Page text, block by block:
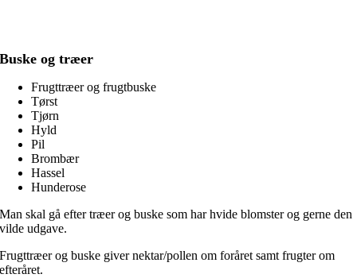
Buske og træer
Frugttræer og frugtbuske
Tørst
Tjørn
Hyld
Pil
Brombær
Hassel
Hunderose
Man skal gå efter træer og buske som har hvide blomster og gerne den
vilde udgave.
Frugttræer og buske giver nektar/pollen om foråret samt frugter om
efteråret.